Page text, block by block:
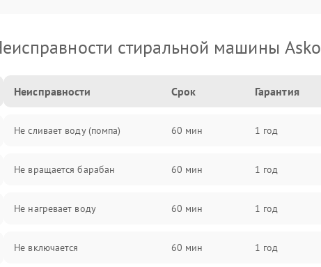
стиральной машины Asko
Неисправности Срок Гарантия
Не сливает воду (помпа) 60 мин 1 год
Не вращается барабан 60 мин 1 год
Не нагревает воду 60 мин 1 год
Не включается 60 мин 1 год